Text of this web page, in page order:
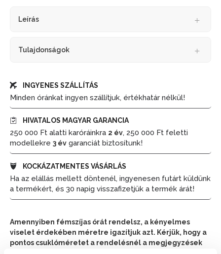
Leírás
Tulajdonságok
INGYENES SZÁLLÍTÁS
Minden óránkat ingyen szállítjuk, értékhatár nélkül!
HIVATALOS MAGYAR GARANCIA
250 000 Ft alatti karóráinkra 2 év, 250 000 Ft feletti
modellekre 3 év garanciát biztosítunk!
KOCKÁZATMENTES VÁSÁRLÁS
Ha az elállás mellett döntenél, ingyenesen futárt küldünk
a termékért, és 30 napig visszafizetjük a termék árát!
Amennyiben fémszíjas órát rendelsz, a kényelmes
viselet érdekében méretre igazítjuk azt. Kérjük, hogy a
pontos csuklóméretet a rendelésnél a megjegyzések